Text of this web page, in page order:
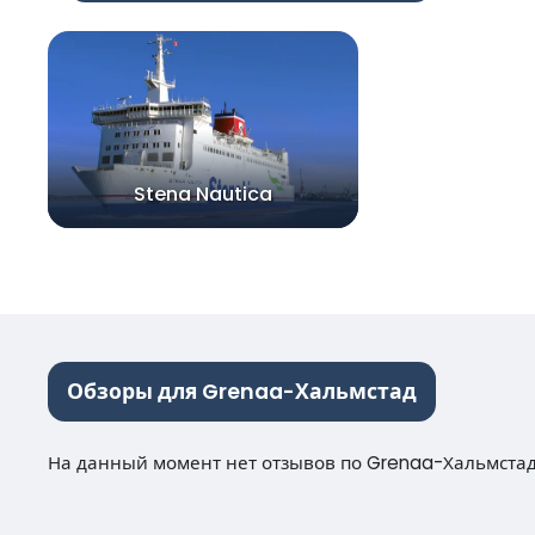
Stena Nautica
Обзоры для Grenaa-Хальмстад
На данный момент нет отзывов по Grenaa-